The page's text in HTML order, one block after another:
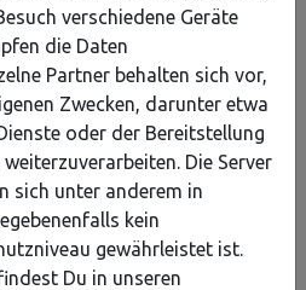
verschiedene Geräte
die Daten
Partner behalten sich vor,
Zwecken, darunter etwa
oder der Bereitstellung
Die Server
sich unter anderem in
kein
gewährleistet ist.
Du in unseren